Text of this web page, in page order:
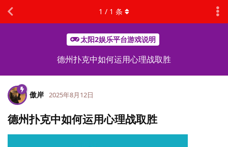
太阳2娱乐平台游戏说明
德州扑克中如何运用心理战取胜
1 / 1 条
傲岸 2025年8月12日
德州扑克中如何运用心理战取胜